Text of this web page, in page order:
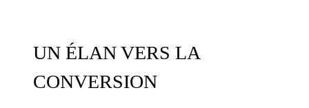
UN ÉLAN VERS LA
CONVERSION